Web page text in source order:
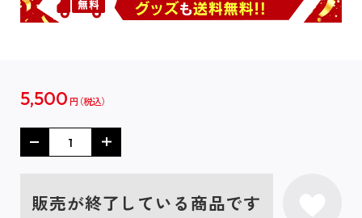
5,500 円
販売が終了している商品です